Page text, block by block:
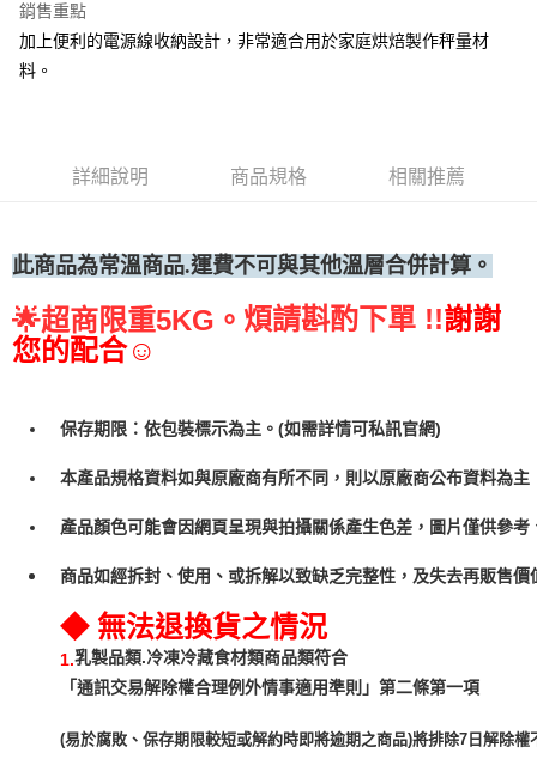
(請點開選項勾選)
每筆NT$250
銷售重點
加上便利的電源線收納設計，非常適合用於家庭烘焙製作秤量材
料。
詳細說明 商品規格 相關推薦
此商品為常溫商品.運費不可與其他溫層合併計算。
🌟超商限重5KG。 煩請斟酌下單 !!謝謝
您的配合☺
保存期限：依包裝標示為主。(如需詳情可私訊官網)
本產品規格資料如與原廠商有所不同，則以原廠商公布資料為主
產品顏色可能會因網頁呈現與拍攝關係產生色差，圖片僅供參
商品如經拆封、使用、或拆解以致缺乏完整性，及失去再販售
◆ 無法退換貨之情況
1.乳製品類.冷凍冷藏食材類商品類符合
「通訊交易解除權合理例外情事適用準則」第二條第一項
(易於腐敗、保存期限較短或解約時即將逾期之商品)將排除7日解除權